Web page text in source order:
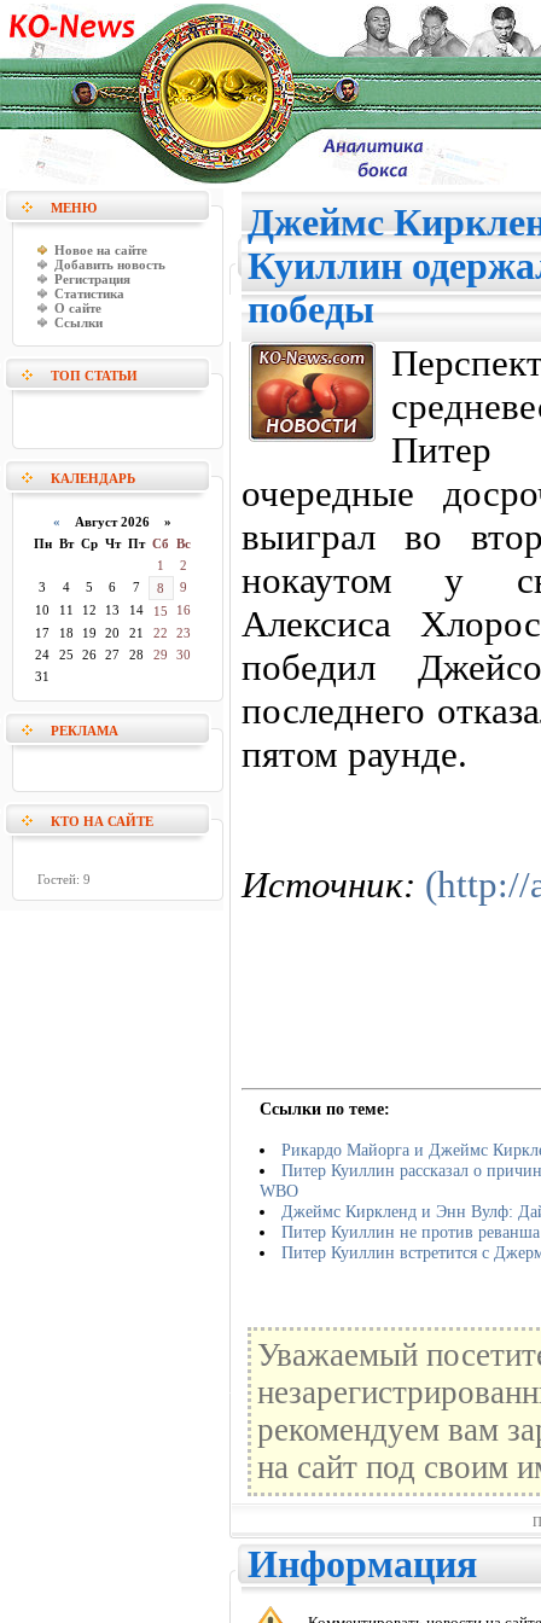
МЕНЮ
Новое на сайте
Добавить новость
Регистрация
Статистика
О сайте
Ссылки
ТОП СТАТЬИ
КАЛЕНДАРЬ
« Август 2026 »
Пн Вт Ср Чт Пт Сб Вс
1
2
3
4 5 6 7 8
9
10
11 12 13 14 15
16
17
18 19 20 21 22
23
24
25 26 27 28 29
30
31
РЕКЛАМА
КТО НА САЙТЕ
Гостей: 9
Джеймс
Куиллин
победы
Питер
очередные
выиграл во
нокаутом у
Алексиса
победил
последнего
пятом раунде.
Источник: (http://
Ссылки по теме:
Рикардо Майорга и Джеймс
Питер Куиллин рассказал о
WBO
Джеймс Киркленд и Энн Вулф:
Питер Куиллин не против
Питер Куиллин встретится с
Уважаемый
рекомендуем вам
на сайт под своим
Информация